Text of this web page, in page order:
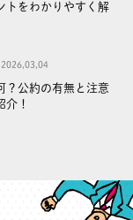
トをわかりやすく解
2026,03,04
？公約の有無と注意
介！